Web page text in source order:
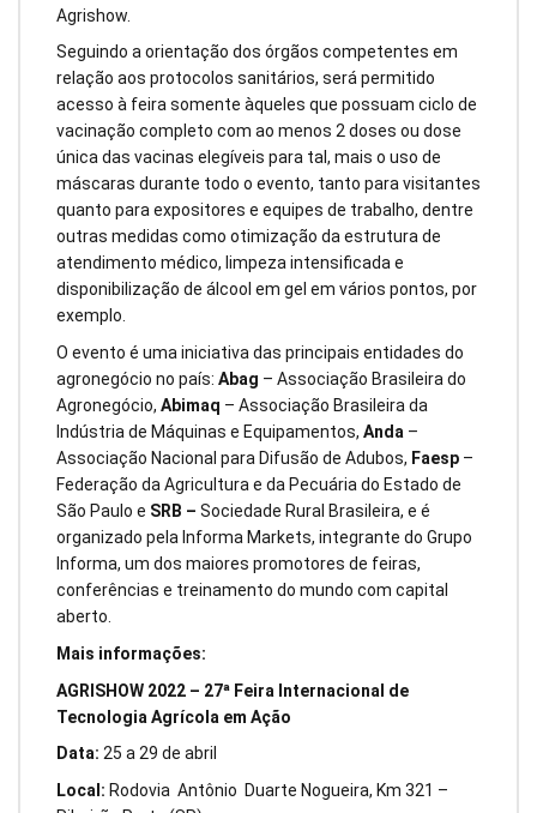
Agrishow.
Seguindo a orientação dos órgãos competentes em
relação aos protocolos sanitários, será permitido
acesso à feira somente àqueles que possuam ciclo de
vacinação completo com ao menos 2 doses ou dose
única das vacinas elegíveis para tal, mais o uso de
máscaras durante todo o evento, tanto para visitantes
quanto para expositores e equipes de trabalho, dentre
outras medidas como otimização da estrutura de
atendimento médico, limpeza intensificada e
disponibilização de álcool em gel em vários pontos, por
exemplo.
O evento é uma iniciativa das principais entidades do
agronegócio no país: Abag – Associação Brasileira do
Agronegócio, Abimaq – Associação Brasileira da
Indústria de Máquinas e Equipamentos, Anda –
Associação Nacional para Difusão de Adubos, Faesp –
Federação da Agricultura e da Pecuária do Estado de
São Paulo e SRB – Sociedade Rural Brasileira, e é
organizado pela Informa Markets, integrante do Grupo
Informa, um dos maiores promotores de feiras,
conferências e treinamento do mundo com capital
aberto.
Mais informações:
AGRISHOW 2022 – 27ª Feira Internacional de
Tecnologia Agrícola em Ação
Data: 25 a 29 de abril
Local: Rodovia Antônio Duarte Nogueira, Km 321 –